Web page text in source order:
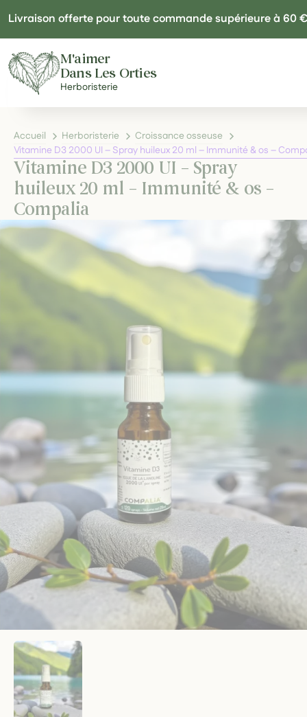
Livraison offerte pour toute commande supérieure à 60 €
M'aimer
Dans Les Orties
Herboristerie
Accueil Herboristerie
Croissance osseuse
Vitamine D3 2000 UI – Spray huileux 20 ml – Immunité & os –
Vitamine D3 2000 UI – Spray
huileux 20 ml – Immunité & os –
Compalia